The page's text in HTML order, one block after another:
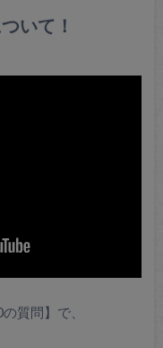
いて！
質問】で、